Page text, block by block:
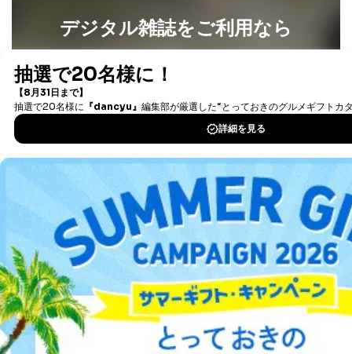
当社の従業者の個
人情報
人事、総務などの雇用管理等のた
め
6
企業）からの委託
により当社の
定期購読サービス
等をご利用の方の
提携企業及びお客様がご購入され
た商品の発売元企業からのｅメー
ル等による商品、
サービス、キャンペーン等の広告
に関するご案内のため
トに登録された方
の個人情報
当社のサービス利用状況の把握お
よびその分析のため
お問い合わせ対応、トラブル対
処、オペレーター教育など応対品
質向上のため
その他当社のプライバシーポリシ
ため
※上記の利用目的のうちNo.1～5については保有個人デ
ータ（開示対象個人情報）の利用目的であり、下記4.の
開示等のご請求に対応させていただきます。
なお、6、7については、パートナー（提携企業）様又は
各SNS運営会社様にご請求いただきますようお願い致し
ます。
デジタル雑誌をご利用なら
書籍）が無料で読み放題！
DOWNLOAD FOR IOS
DOWNLOAD FOR ANDROID
ご利用方法はこちら
総合案内
アフィリエイト 採用情報